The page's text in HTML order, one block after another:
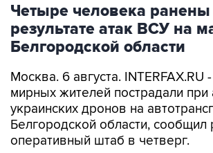
Четыре человека ранены
результате атак ВСУ на
Белгородской области
Москва. 6 августа. INTERFAX.RU
мирных жителей пострадали при
украинских дронов на
Белгородской области, сообщил
оперативный штаб в четверг.